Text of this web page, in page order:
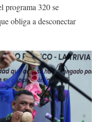
programa 320 se
obliga a desconectar